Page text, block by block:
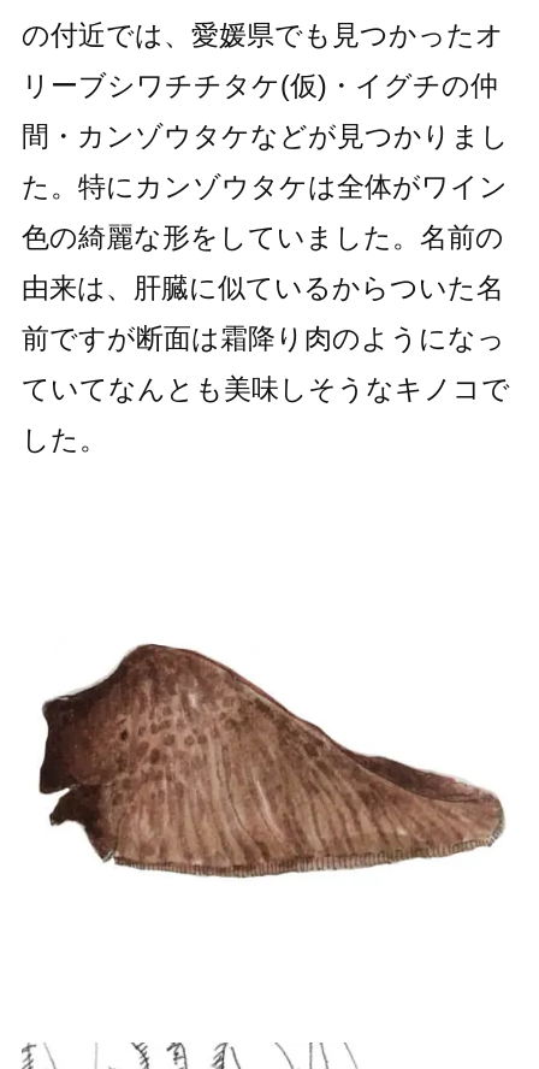
の付近では、愛媛県でも見つかったオ
リーブシワチチタケ(仮)・イグチの仲
間・カンゾウタケなどが見つかりまし
た。特にカンゾウタケは全体がワイン
色の綺麗な形をしていました。名前の
由来は、肝臓に似ているからついた名
前ですが断面は霜降り肉のようになっ
ていてなんとも美味しそうなキノコで
した。